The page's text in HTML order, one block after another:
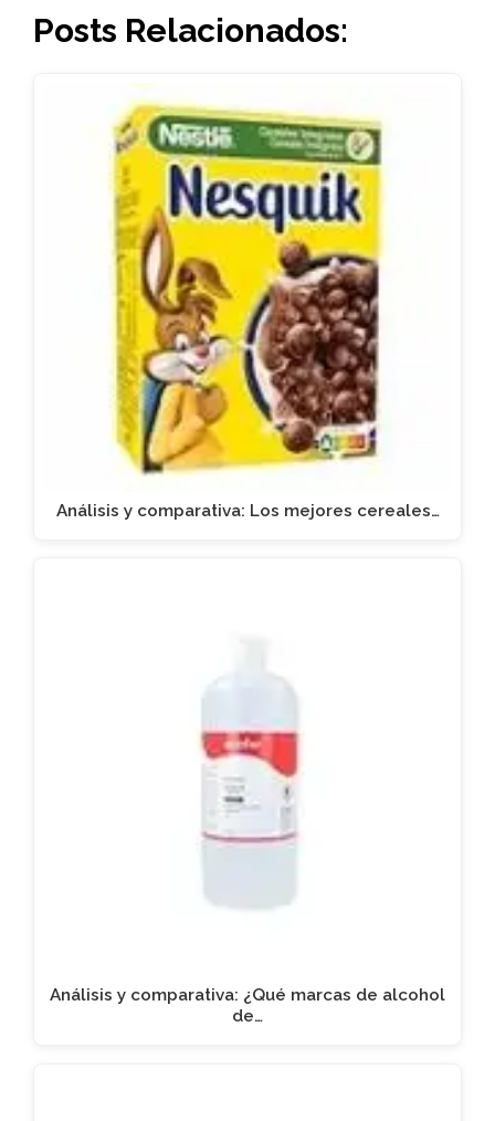
Posts Relacionados:
Análisis y comparativa: Los mejores cereales…
Análisis y comparativa: ¿Qué marcas de alcohol
de…